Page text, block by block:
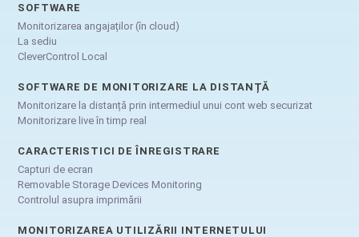
SOFTWARE
Monitorizarea angajaților (în cloud)
La sediu
CleverControl Local
SOFTWARE DE MONITORIZARE LA DISTANȚĂ
Monitorizare la distanță prin intermediul unui cont web securizat
Monitorizare live în timp real
CARACTERISTICI DE ÎNREGISTRARE
Capturi de ecran
Removable Storage Devices Monitoring
Controlul asupra imprimării
MONITORIZAREA UTILIZĂRII INTERNETULUI